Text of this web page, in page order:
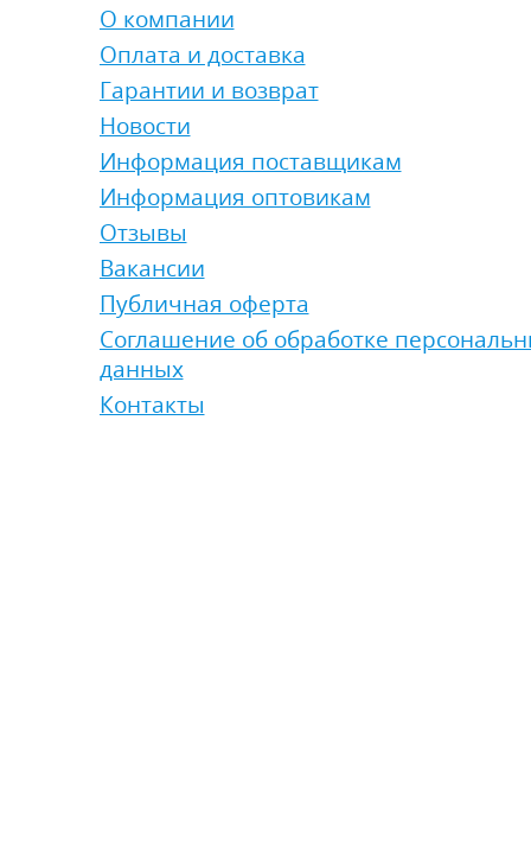
О компании
Оплата и доставка
Гарантии и возврат
Новости
Информация поставщикам
Информация оптовикам
Отзывы
Вакансии
Публичная оферта
Соглашение об обработке
данных
Контакты